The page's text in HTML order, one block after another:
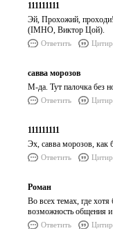
111111111
Эй, Прохожий,
(IMHO, Виктор Цой).
Ответить
савва морозов
М-да. Тут палочка без
Ответить
111111111
Эх, савва морозов, как
Ответить
Роман
Во всех темах, где
возможность общения и
Ответить